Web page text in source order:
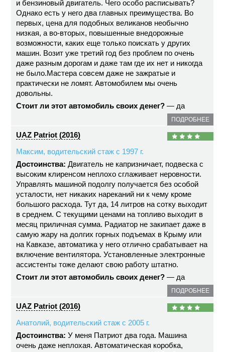
и бензиновый двигатель. Чего особо расписывать?
Однако есть у него два главных преимущества. Во
первых, цена для подобных великанов необычно
низкая, а во-вторых, повышенные внедорожные
возможности, каких еще только поискать у других
машин. Возит уже третий год без проблем по очень
даже разным дорогам и даже там где их нет и никогда
не было.Мастера совсем даже не зажратые и
практически не ломят. Автомобилем мы очень
довольны.
Стоит ли этот автомобиль своих денег? — да
ПОДРОБНЕЕ
UAZ Patriot (2016)
Максим, водительский стаж с 1997 г.
Достоинства: Двигатель не капризничает, подвеска с
высоким клиренсом неплохо сглаживает неровности.
Управлять машиной подолгу получается без особой
усталости, нет никаких нареканий ни к чему кроме
большого расхода. Тут да, 14 литров на сотку выходит
в среднем. С текущими ценами на топливо выходит в
месяц приличная сумма. Радиатор не закипает даже в
самую жару на долгих горных подъемах в Крыму или
на Кавказе, автоматика у него отлично срабатывает на
включение вентилятора. Установленные электронные
ассистенты тоже делают свою работу штатно.
Стоит ли этот автомобиль своих денег? — да
ПОДРОБНЕЕ
UAZ Patriot (2016)
Анатолий, водительский стаж с 2005 г.
Достоинства: У меня Патриот два года. Машина
очень даже неплохая. Автоматическая коробка,